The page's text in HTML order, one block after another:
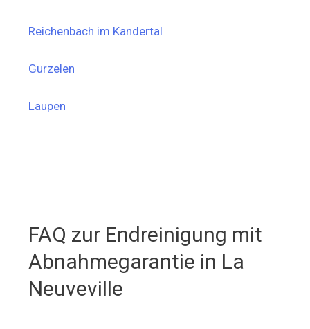
Reichenbach im Kandertal
Gurzelen
Laupen
FAQ zur Endreinigung mit
Abnahmegarantie in La
Neuveville